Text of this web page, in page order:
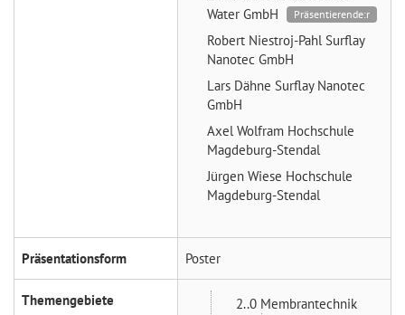
Water GmbH
Präsentierende:r
Robert Niestroj-Pahl Surflay
Nanotec GmbH
Lars Dähne Surflay Nanotec
GmbH
Axel Wolfram Hochschule
Magdeburg-Stendal
Jürgen Wiese Hochschule
Magdeburg-Stendal
Präsentationsform Poster
Themengebiete
2..0 Membrantechnik